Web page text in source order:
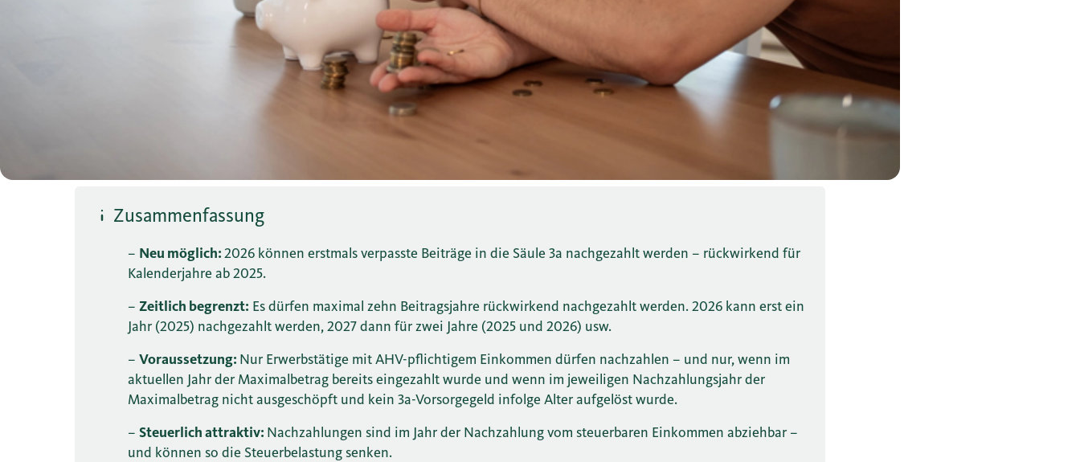
Zusammenfassung
– Neu möglich:2026 können erstmals verpasste Beiträge in die Säule 3a nachgezahlt werden – rückwirkend für
Kalenderjahre ab 2025.
–Zeitlich begrenzt: Es dürfen maximal zehn Beitragsjahre rückwirkend nachgezahlt werden. 2026 kann erst ein
Jahr (2025) nachgezahlt werden, 2027 dann für zwei Jahre (2025 und 2026) usw.
–Voraussetzung: Nur Erwerbstätige mit AHV-pflichtigem Einkommen dürfen nachzahlen – und nur, wenn im
aktuellen Jahr der Maximalbetrag bereits eingezahlt wurde und wenn im jeweiligen Nachzahlungsjahr der
Maximalbetrag nicht ausgeschöpft und kein 3a-Vorsorgegeld infolge Alter aufgelöst wurde.
–Steuerlich attraktiv: Nachzahlungen sind im Jahr der Nachzahlung vom steuerbaren Einkommen abziehbar –
und können so die Steuerbelastung senken.